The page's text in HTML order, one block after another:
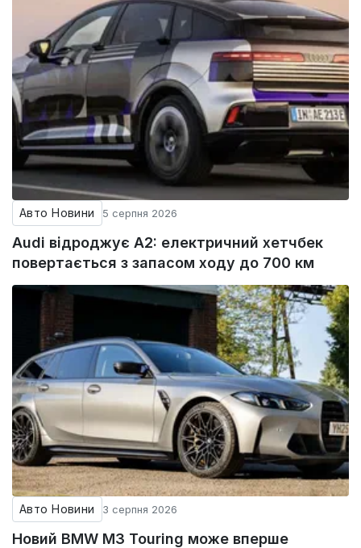
Авто Новини 5 серпня 2026
Audi відроджує A2: електричний хетчбек
повертається з запасом ходу до 700 км
Авто Новини 3 серпня 2026
Новий BMW M3 Touring може вперше